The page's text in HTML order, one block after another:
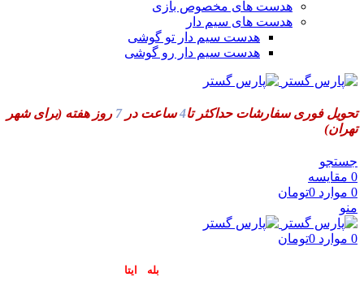
هدست های مخصوص بازی
هدست های سیم دار
هدست سیم دار تو گوشی
هدست سیم دار رو گوشی
تحویل فوری سفارشات حداکثر تا4ساعت در7 روز هفته (برای شهر
تهران)
جستجو
0 مقایسه
0 موارد 0تومان
منو
0 موارد 0تومان
بله ایتا